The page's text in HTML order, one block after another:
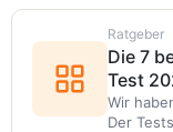
Ratgeber
Die 7
Test
Wir
Der